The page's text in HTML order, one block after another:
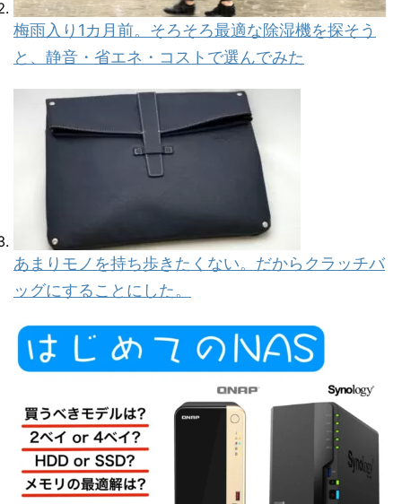
梅雨入り1カ月前。そろそろ最適な除湿機を探そう
と、静音・省エネ・コストで選んでみた
あまりモノを持ち歩きたくない。だからクラッチバ
ッグにすることにした。